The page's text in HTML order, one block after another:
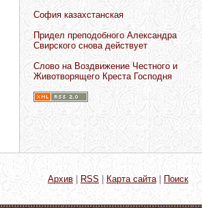
София казахстанская
Придел преподобного Александра
Свирского снова действует
Слово на Воздвижение Честного и
Животворящего Креста Господня
Архив RSS Карта сайта| Поиск